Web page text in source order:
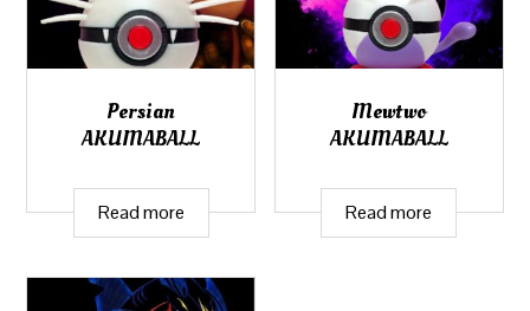
Persian
AKUMABALL
Read more
Mewtwo
AKUMABALL
Read more